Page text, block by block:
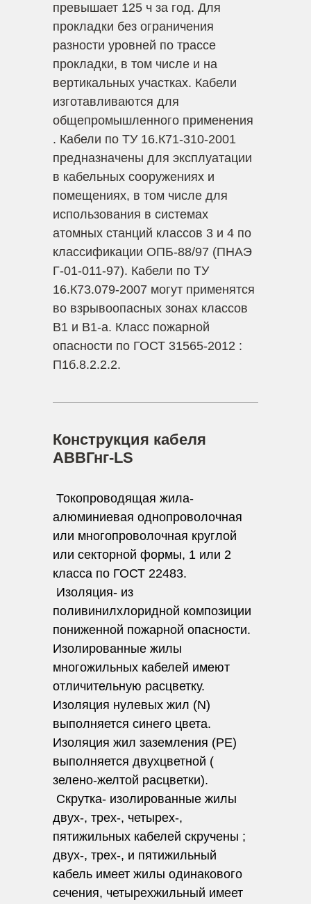
превышает 125 ч за год. Для
прокладки без ограничения
разности уровней по трассе
прокладки, в том числе и на
вертикальных участках. Кабели
изготавливаются для
общепромышленного применения
. Кабели по ТУ 16.К71-310-2001
предназначены для эксплуатации
в кабельных сооружениях и
помещениях, в том числе для
использования в системах
атомных станций классов 3 и 4 по
классификации ОПБ-88/97 (ПНАЭ
Г-01-011-97). Кабели по ТУ
16.К73.079-2007 могут применятся
во взрывоопасных зонах классов
В1 и В1-а. Класс пожарной
опасности по ГОСТ 31565-2012 :
П1б.8.2.2.2.
Конструкция кабеля
АВВГнг-LS
Токопроводящая жила-
алюминиевая однопроволочная
или многопроволочная круглой
или секторной формы, 1 или 2
класса по ГОСТ 22483.
Изоляция- из
поливинилхлоридной композиции
пониженной пожарной опасности.
Изолированные жилы
многожильных кабелей имеют
отличительную расцветку.
Изоляция нулевых жил (N)
выполняется синего цвета.
Изоляция жил заземления (РЕ)
выполняется двухцветной (
зелено-желтой расцветки).
Скрутка- изолированные жилы
двух-, трех-, четырех-,
пятижильных кабелей скручены ;
двух-, трех-, и пятижильный
кабель имеет жилы одинакового
сечения, четырехжильный имеет